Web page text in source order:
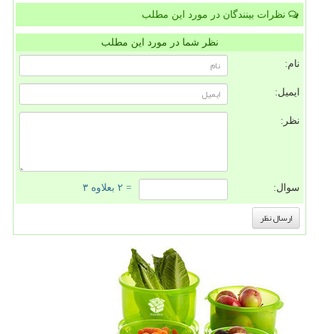
نظرات بینندگان در مورد این مطلب
نظر شما در مورد این مطلب
نام:
ایمیل:
نظر:
سوال: = ۲ بعلاوه ۳